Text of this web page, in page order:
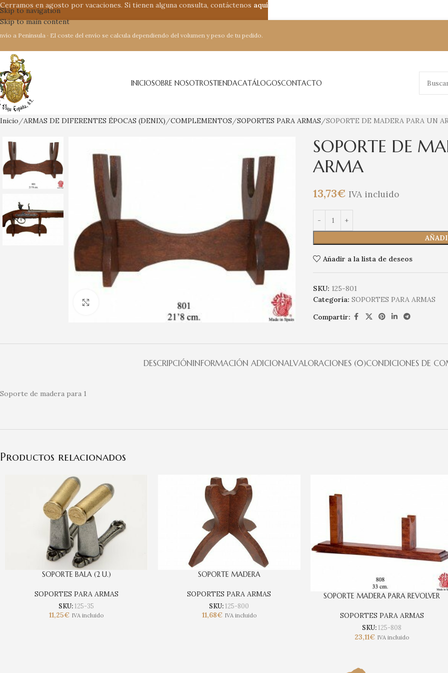
Skip to navigation
Skip to main content
a Península · El coste del envío se calcula dependiendo del volumen y peso de tu pedido.
INICIOSOBRE NOSOTROSTIENDACATÁLOGOSCONTACTO
Inicio ARMAS DE DIFERENTES ÉPOCAS (DENIX) COMPLEMENTOS SOPORTES PARA ARMAS SOPORTE DE MADERA PARA UN
SOPORTE DE
ARMA
13,73€ IVA incluido
Añadir a la lista de deseos
SKU: 125-801
Categoría: SOPORTES PARA ARMAS
Compartir:
DESCRIPCIÓNINFORMACIÓN ADICIONALVALORACIONES (0)CONDICIONES DE
Soporte de madera para 1
Productos relacionados
SOPORTE BALA (2 U.)
SOPORTES PARA ARMAS
SKU:125-35
11,25€ IVA incluido
SOPORTE MADERA
SOPORTES PARA ARMAS
SKU:125-800
11,68€ IVA incluido
SOPORTE MADERA PARA REVOLVER
SOPORTES PARA ARMAS
SKU:125-808
23,11€ IVA incluido
Cerramos en agosto por vacaciones. Si tienen alguna consulta, contáctenos aquí